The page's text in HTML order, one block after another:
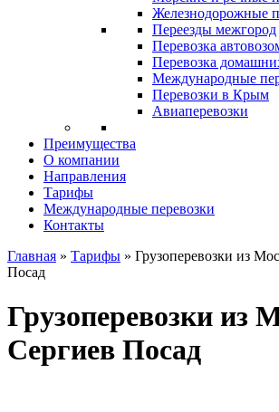
Железнодорожные
Переезды межгород
Перевозка
Перевозка
Международные
Перевозки в Крым
Авиаперевозки
Преимущества
О компании
Направления
Тарифы
Международные перевозки
Контакты
Главная » Тарифы » Грузоперевозки из
Посад
Грузоперевозки из
Сергиев Посад